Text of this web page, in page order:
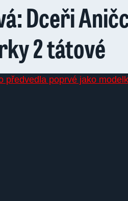
Dceři
2 tátové